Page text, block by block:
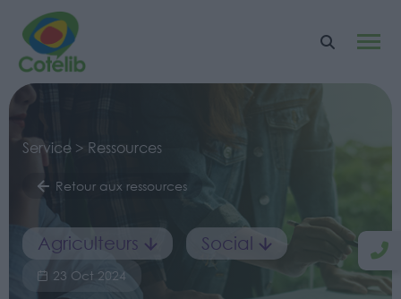
Service > Ressources
Retour aux ressources
Agriculteurs Social
23 Oct 2024